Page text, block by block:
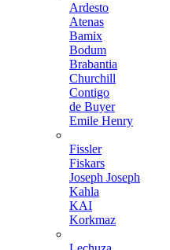
Ardesto
Atenas
Bamix
Bodum
Brabantia
Churchill
Contigo
de Buyer
Emile Henry
Fissler
Fiskars
Joseph Joseph
Kahla
KAI
Korkmaz